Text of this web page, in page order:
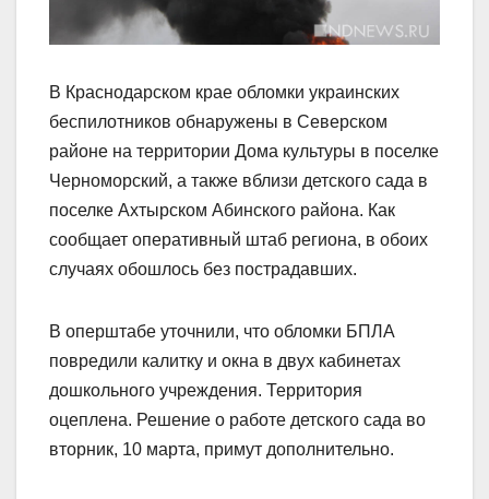
В Краснодарском крае обломки украинских
беспилотников обнаружены в Северском
районе на территории Дома культуры в поселке
Черноморский, а также вблизи детского сада в
поселке Ахтырском Абинского района. Как
сообщает оперативный штаб региона, в обоих
случаях обошлось без пострадавших.
В оперштабе уточнили, что обломки БПЛА
повредили калитку и окна в двух кабинетах
дошкольного учреждения. Территория
оцеплена. Решение о работе детского сада во
вторник, 10 марта, примут дополнительно.